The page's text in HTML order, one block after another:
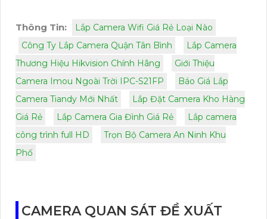
Thông Tin:
Lắp Camera Wifi Giá Rẻ Loại Nào
Công Ty Lắp Camera Quận Tân Bình
Lắp Camera
Thương Hiệu Hikvision Chính Hãng
Giới Thiệu
Camera Imou Ngoài Trời IPC-S21FP
Báo Giá Lắp
Camera Tiandy Mới Nhất
Lắp Đặt Camera Kho Hàng
Giá Rẻ
Lắp Camera Gia Đình Giá Rẻ
Lắp camera
công trình full HD
Trọn Bộ Camera An Ninh Khu
Phố
CAMERA QUAN SÁT ĐỀ XUẤT